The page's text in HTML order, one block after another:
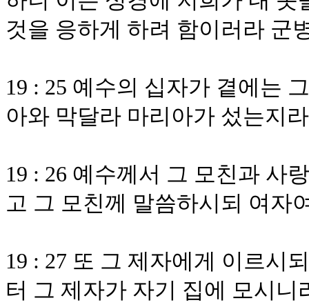
것을 응하게 하려 함이러라 군
19 : 25 예수의 십자가 곁에는
아와 막달라 마리아가 섰는지라
19 : 26 예수께서 그 모친과 사
고 그 모친께 말씀하시되 여자
19 : 27 또 그 제자에게 이르시
터 그 제자가 자기 집에 모시니